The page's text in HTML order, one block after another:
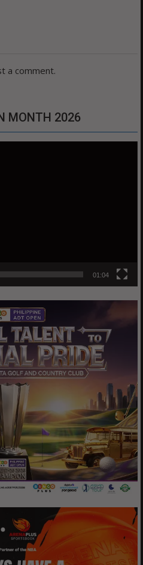
a comment.
MONTH 2026
01:04